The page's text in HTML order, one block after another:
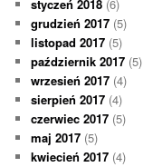
styczeń 2018 (6)
grudzień 2017 (5)
listopad 2017 (5)
październik 2017 (5)
wrzesień 2017 (4)
sierpień 2017 (4)
czerwiec 2017 (5)
maj 2017 (5)
kwiecień 2017 (4)